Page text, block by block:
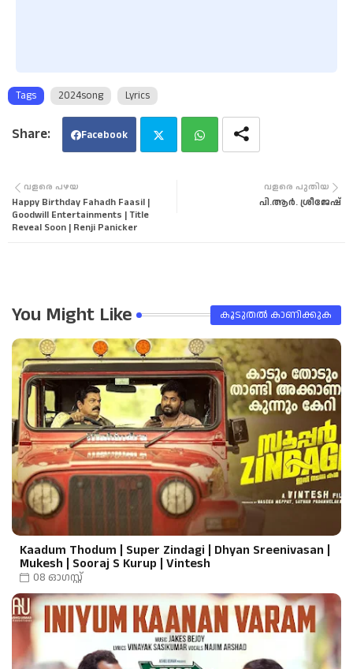
Tags 2024song Lyrics
Facebook
വളരെ പുതിയ
പി.ആർ. ശ്രീജേഷ്
വളരെ പഴയ
Happy Birthday Fahadh Faasil |
Goodwill Entertainments | Title
Reveal Soon | Renji Panicker
You Might Like കൂടുതൽ‍ കാണിക്കുക
Kaadum Thodum | Super Zindagi | Dhyan Sreenivasan |
Mukesh | Sooraj S Kurup | Vintesh
08 ഓഗസ്റ്റ്